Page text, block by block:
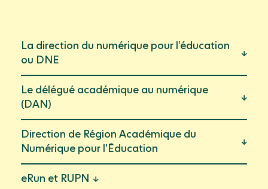
Success Stories
La direction du numérique pour l’éducation
ou DNE
Le délégué académique au numérique
(DAN)
Direction de Région Académique du
Numérique pour l'Éducation
eRun et RUPN